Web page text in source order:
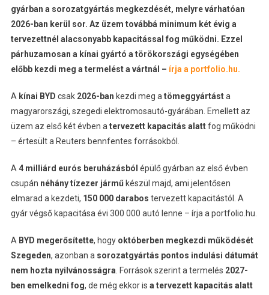
gyárban a sorozatgyártás megkezdését, melyre várhatóan
2026-ban kerül sor. Az üzem továbbá minimum két évig a
tervezettnél alacsonyabb kapacitással fog működni. Ezzel
párhuzamosan a kínai gyártó a törökországi egységében
előbb kezdi meg a termelést a vártnál – írja a portfolio.hu.
A kínai BYD csak 2026-ban kezdi meg atömeggyártásta
magyarországi, szegedi elektromosautó-gyárában. Emellett az
üzem az első két évben atervezett kapacitás alattfog működni
– értesült a Reuters bennfentes forrásokból.
A4 milliárd eurós beruházásból épülő gyárban az első évben
csupán néhány tízezer járműkészül majd, ami jelentősen
elmarad a kezdeti, 150 000 darabos tervezett kapacitástól. A
gyár végső kapacitása évi 300 000 autó lenne – írja a portfolio.hu.
A BYD megerősítette, hogy októberben megkezdi működését
Szegeden, azonban a sorozatgyártás pontos indulási dátumát
nem hozta nyilvánosságra. Források szerint a termelés 2027-
ben emelkedni fog, de még ekkor is a tervezett kapacitás alatt